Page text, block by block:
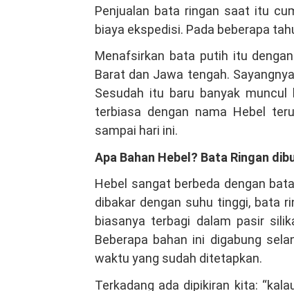
Penjualan bata ringan saat itu
biaya ekspedisi. Pada beberapa
Menafsirkan bata putih itu
Barat dan Jawa tengah.
Sesudah itu baru banyak muncul
terbiasa dengan nama Hebel
sampai hari ini.
Apa Bahan Hebel? Bata Ringan
Hebel sangat berbeda dengan
dibakar dengan suhu tinggi, bata
biasanya terbagi dalam pasir
Beberapa bahan ini digabung
waktu yang sudah ditetapkan.
Terkadang ada dipikiran kita: